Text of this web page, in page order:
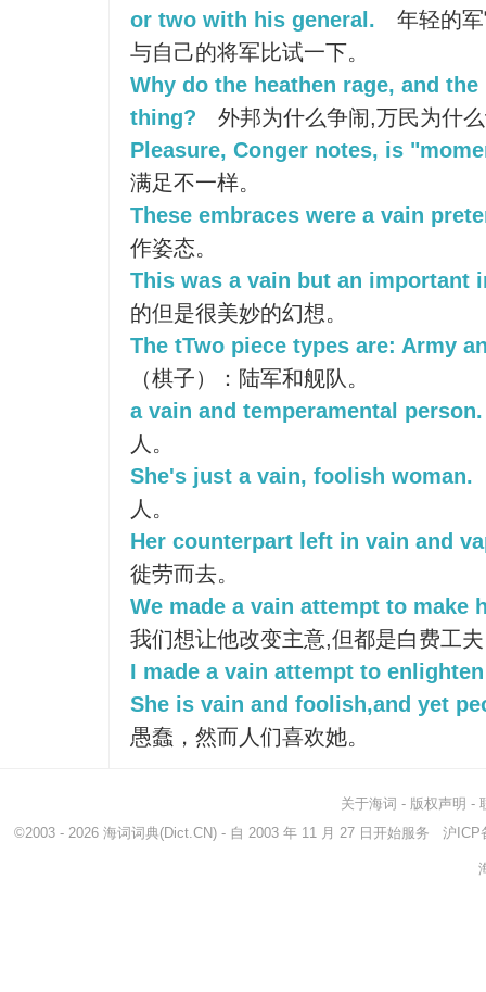
or two with his general.
年轻的
与自己的将军比试一下。
Why do the heathen rage, and
thing?
外邦为什么争闹,万民为什
Pleasure, Conger notes, is
满足不一样。
These embraces were a vain
作姿态。
This was a vain but an important
的但是很美妙的幻想。
The tTwo piece types are: Army
（棋子）：陆军和舰队。
a vain and temperamental person.
人。
She's just a vain, foolish woman.
人。
Her counterpart left in vain and
徙劳而去。
We made a vain attempt to make
我们想让他改变主意,但都是白费工
I made a vain attempt to
She is vain and foolish,and yet
愚蠢，然而人们喜欢她。
关于海词 - 版权声明 -
©2003 - 2026 海词词典(Dict.CN) - 自 2003 年 11 月 27 日开始服务 沪ICP